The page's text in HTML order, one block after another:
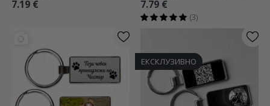
фотография - Always
7.19 €
Добави контакт
7.79 €
(3)
ЕКСКЛУЗИВНО